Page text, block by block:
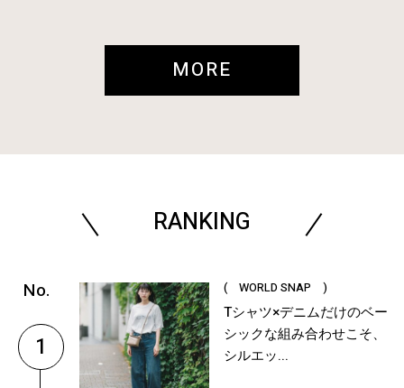
MORE
RANKING
1
( WORLD SNAP )
Tシャツ×デニムだけのベー
シックな組み合わせこそ、
シルエッ...